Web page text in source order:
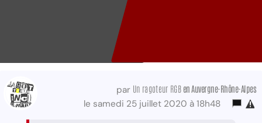
par Un ragoteur RGB en Auvergne-Rhône-Alpes
le samedi 25 juillet 2020 à 18h48